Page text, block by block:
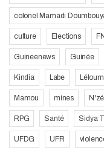
colonel Mamadi
culture Elections
Guineenews Guinée
Kindia Labe
Mamou mines
RPG Santé Sidya
UFDG UFR